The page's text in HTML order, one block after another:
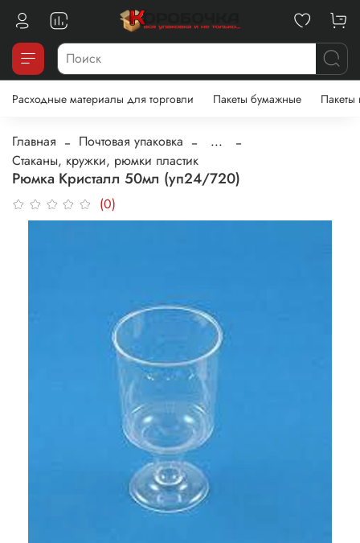
Расходные материалы для торговли Пакеты бумажные Пакеты
Главная Почтовая упаковка
...
Стаканы, кружки, рюмки пластик
Рюмка Кристалл 50мл (уп24/720)
(0)